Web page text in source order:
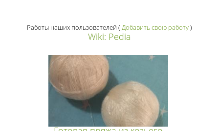
Работы наших пользователей ( Добавить свою работу)
Wiki: Pedia